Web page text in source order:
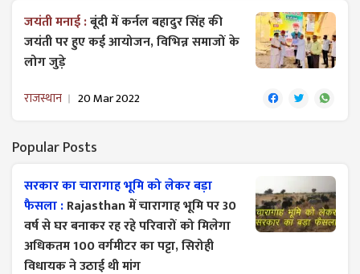
जयंती मनाई :बूंदी में कर्नल बहादुर सिंह की
जयंती पर हुए कई आयोजन, विभिन्न समाजों के
लोग जुड़े
राजस्थान 20 Mar 2022
Popular Posts
सरकार का चारागाह भूमि को लेकर बड़ा
फैसला :Rajasthan में चारागाह भूमि पर 30
वर्ष से घर बनाकर रह रहे परिवारों को मिलेगा
अधिकतम 100 वर्गमीटर का पट्टा, सिरोही
विधायक ने उठाई थी मांग